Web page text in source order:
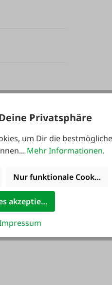
(0 = Standard) Lieferzeit
lagernd
Werktage)
lagernd
Privatsphäre
um Dir die bestmögliche
Mehr Informationen.
Nur funktionale Cookies
akzeptieren